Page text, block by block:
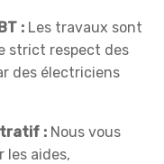
: Les travaux sont
strict respect des
des électriciens
: Nous vous
les aides,